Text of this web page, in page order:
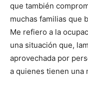
que también
muchas familias que
Me refiero a la
una situación que,
aprovechada por
a quienes tienen una